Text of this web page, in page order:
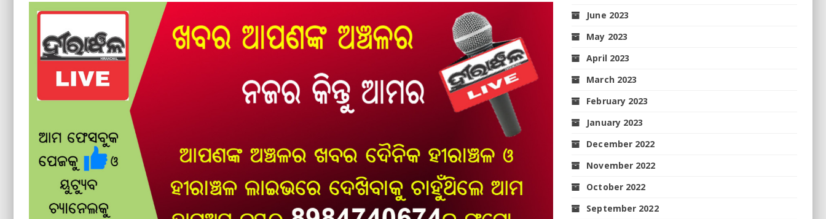
June 2023
May 2023
April 2023
March 2023
February 2023
January 2023
December 2022
November 2022
October 2022
September 2022